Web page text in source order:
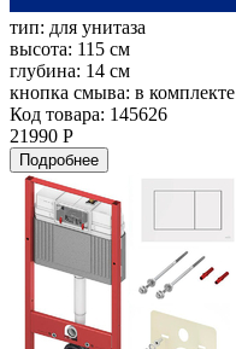
тип: для унитаза
высота: 115 см
глубина: 14 см
кнопка смыва: в комплекте
Код товара: 145626
21990 Р
Подробнее